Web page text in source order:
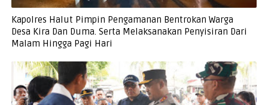
Kapolres Halut Pimpin Pengamanan Bentrokan Warga
Desa Kira Dan Duma. Serta Melaksanakan Penyisiran Dari
Malam Hingga Pagi Hari